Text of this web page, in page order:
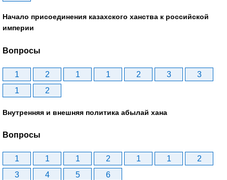
Начало присоединения казахского ханства к российской
империи
Вопросы
1 2 1 1 2 3
3
1
2
Внутренняя и внешняя политика абылай хана
Вопросы
1 1 1 2 1 1
2
3
4 5 6